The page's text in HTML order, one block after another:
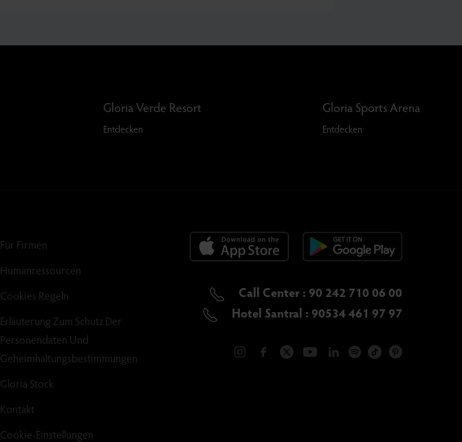
Gloria Verde Resort
Entdecken
Gloria Sports Arena
Entdecken
Für Firmen
Humanressourcen
Cookies Regeln
Erläuterung Zum Schutz Der
Personendaten Und
Geheimhaltungsbestimmungen
Gloria Stock
Kontakt
Cookie-Einstellungen
Call Center : 90 242 710 06 00
Hotel Santral : 90534 461 97 97